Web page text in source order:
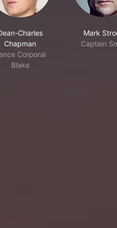
Charles
Chapman
Corporal
Blake
Mark
Captain